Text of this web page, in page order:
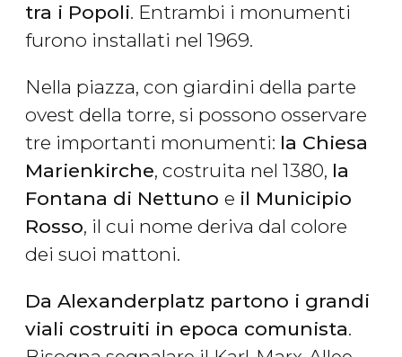
tra i Popoli. Entrambi i monumenti
furono installati nel 1969.
Nella piazza, con giardini della parte
ovest della torre, si possono osservare
tre importanti monumenti: la Chiesa
Marienkirche, costruita nel 1380, la
Fontana di Nettuno e il Municipio
Rosso, il cui nome deriva dal colore
dei suoi mattoni.
Da Alexanderplatz partono i grandi
viali costruiti in epoca comunista.